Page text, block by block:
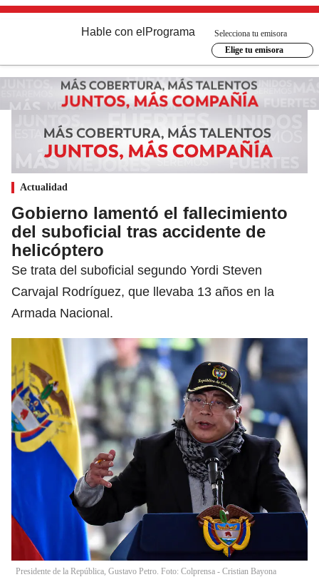
Hable con el Programa
Selecciona tu emisora
Elige tu emisora
Actualidad
Gobierno lamentó el fallecimiento
del suboficial tras accidente de
helicóptero
Se trata del suboficial segundo Yordi Steven
Carvajal Rodríguez, que llevaba 13 años en la
Armada Nacional.
Presidente de la República, Gustavo Petro. Foto: Colprensa - Cristian Bayona